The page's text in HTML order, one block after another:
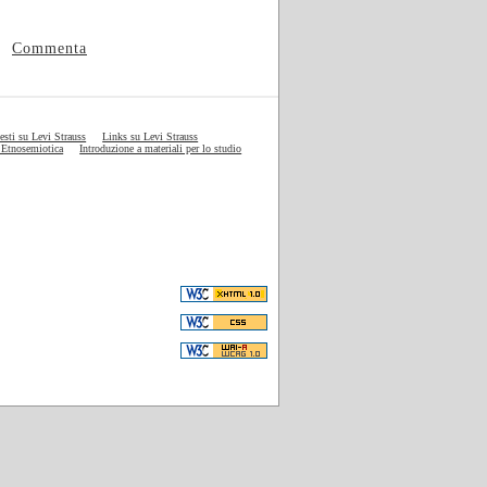
Commenta
su Levi Strauss
Links su Levi Strauss
Introduzione a materiali per lo studio